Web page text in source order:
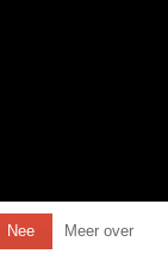
Nee
Meer over